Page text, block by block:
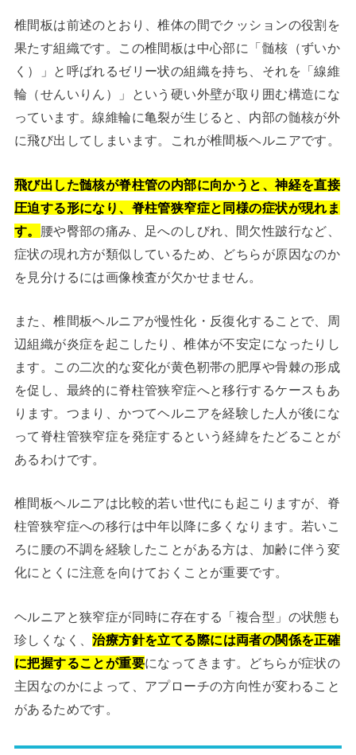
椎間板は前述のとおり、椎体の間でクッションの役割を
果たす組織です。この椎間板は中心部に「髄核（ずいか
く）」と呼ばれるゼリー状の組織を持ち、それを「線維
輪（せんいりん）」という硬い外壁が取り囲む構造にな
っています。線維輪に亀裂が生じると、内部の髄核が外
に飛び出してしまいます。これが椎間板ヘルニアです。
飛び出した髄核が脊柱管の内部に向かうと、神経を直接
圧迫する形になり、脊柱管狭窄症と同様の症状が現れま
す。 腰や臀部の痛み、足へのしびれ、間欠性跛行など、
症状の現れ方が類似しているため、どちらが原因なのか
を見分けるには画像検査が欠かせません。
また、椎間板ヘルニアが慢性化・反復化することで、周
辺組織が炎症を起こしたり、椎体が不安定になったりし
ます。この二次的な変化が黄色靭帯の肥厚や骨棘の形成
を促し、最終的に脊柱管狭窄症へと移行するケースもあ
ります。つまり、かつてヘルニアを経験した人が後にな
って脊柱管狭窄症を発症するという経緯をたどることが
あるわけです。
椎間板ヘルニアは比較的若い世代にも起こりますが、脊
柱管狭窄症への移行は中年以降に多くなります。若いこ
ろに腰の不調を経験したことがある方は、加齢に伴う変
化にとくに注意を向けておくことが重要です。
ヘルニアと狭窄症が同時に存在する「複合型」の状態も
珍しくなく、治療方針を立てる際には両者の関係を正確
に把握することが重要になってきます。どちらが症状の
主因なのかによって、アプローチの方向性が変わること
があるためです。